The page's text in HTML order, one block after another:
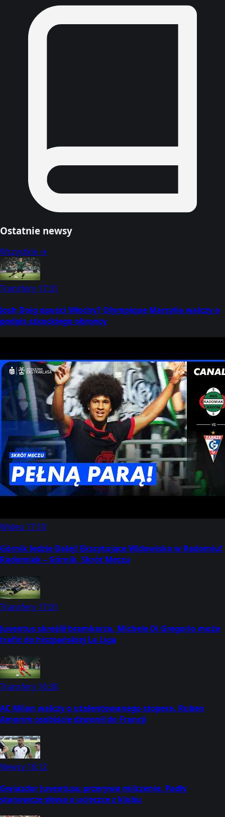
Ostatnie newsy
Wszystkie →
Transfery 17:31
Josh Doig opuści Włochy? Olympique Marsylia walczy o
podpis szkockiego obrońcy
Wideo 17:10
Górnik Jedzie Dalej! Ekscytujące Widowisko w Radomiu!
Radomiak – Górnik, Skrót Meczu
Transfery 17:01
Juventus skreślił bramkarza. Michele Di Gregorio może
trafić do hiszpańskiej La Liga
Transfery 16:30
AC Milan walczy o utalentowanego stopera. Ruben
Amorim osobiście dzwonił do Francji
Newsy 16:12
Gwiazdor Juventusu przerywa milczenie. Padły
stanowcze słowa o ucieczce z klubu